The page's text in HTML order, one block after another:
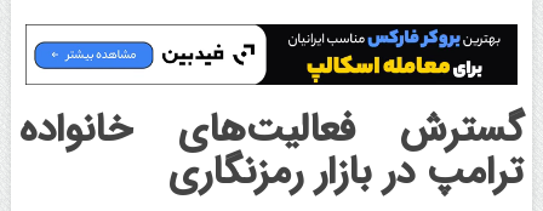
گسترش فعالیت‌های خانواده
ترامپ در بازار رمزنگاری